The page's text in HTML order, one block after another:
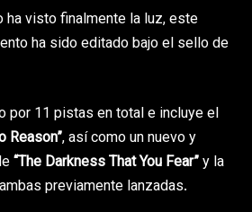
ha visto finalmente la luz, este
ha sido editado bajo el sello de
por 11 pistas en total e incluye el
Reason”, así como un nuevo y
“The Darkness That You Fear”y la
previamente lanzadas.